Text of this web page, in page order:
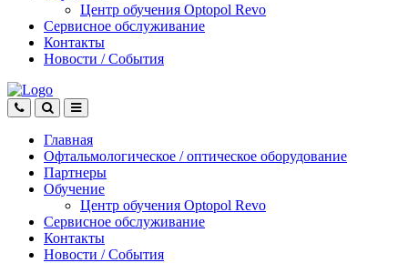
Центр обучения Оptopol Revo
Сервисное обслуживание
Контакты
Новости / События
Главная
Офтальмологическое / оптическое оборудование
Партнеры
Обучение
Центр обучения Оptopol Revo
Сервисное обслуживание
Контакты
Новости / События